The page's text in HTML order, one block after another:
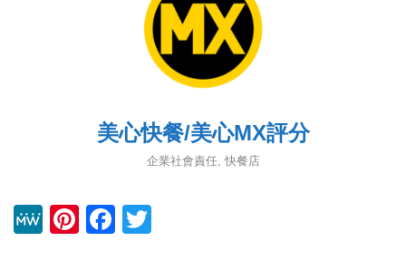
美心快餐/美心MX評分
企業社會責任, 快餐店
M
Pi
F